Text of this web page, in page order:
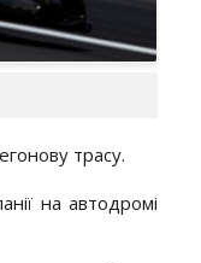
трасу.
на автодромі